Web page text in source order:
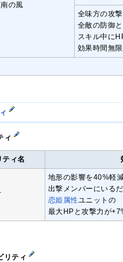
の風
全味方の攻
全敵の防御
スキル中に
効果時間無限
ィ
ティ名
地形の影響を40%軽
出撃メンバーにいる
恋姫属性ユニットの
最大HPと攻撃力が
リティ